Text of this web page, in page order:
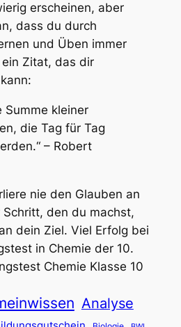
erscheinen, aber
dass du durch
und Üben immer
Zitat, das dir
Summe kleiner
die Tag für Tag
– Robert
nie den Glauben an
den du machst,
dein Ziel. Viel Erfolg bei
in Chemie der 10.
Chemie Klasse 10
Analyse